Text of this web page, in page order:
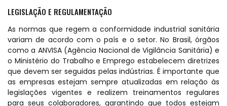
LEGISLAÇÃO E REGULAMENTAÇÃO
As normas que regem a conformidade industrial sanitária
variam de acordo com o país e o setor. No Brasil, órgãos
como a ANVISA (Agência Nacional de Vigilância Sanitária) e
o Ministério do Trabalho e Emprego estabelecem diretrizes
que devem ser seguidas pelas indústrias. É importante que
as empresas estejam sempre atualizadas em relação às
legislações vigentes e realizem treinamentos regulares
para seus colaboradores, garantindo que todos estejam